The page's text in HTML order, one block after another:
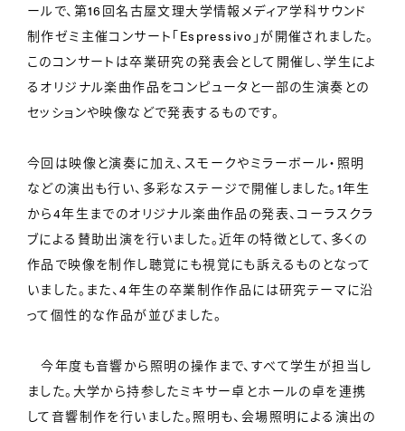
ールで、第16回名古屋文理大学情報メディア学科サウンド
制作ゼミ主催コンサート「Espressivo」が開催されました。
このコンサートは卒業研究の発表会として開催し、学生によ
るオリジナル楽曲作品をコンピュータと一部の生演奏との
セッションや映像などで発表するものです。
今回は映像と演奏に加え、スモークやミラーボール・照明
などの演出も行い、多彩なステージで開催しました。1年生
から4年生までのオリジナル楽曲作品の発表、コーラスクラ
ブによる賛助出演を行いました。近年の特徴として、多くの
作品で映像を制作し聴覚にも視覚にも訴えるものとなって
いました。また、4年生の卒業制作作品には研究テーマに沿
って個性的な作品が並びました。
今年度も音響から照明の操作まで、すべて学生が担当し
ました。大学から持参したミキサー卓とホールの卓を連携
して音響制作を行いました。照明も、会場照明による演出の